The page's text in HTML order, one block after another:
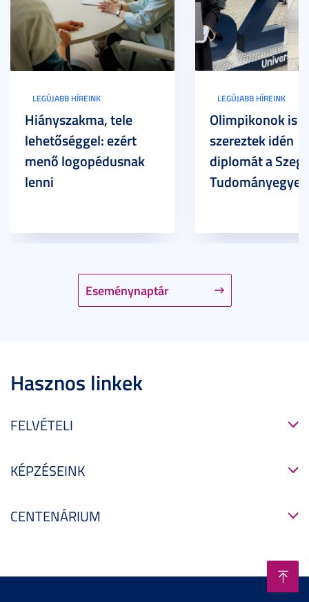
Eseménynaptár
LEGÚJABB HÍREINK
Hiányszakma, tele
lehetőséggel: ezért
menő logopédusnak
lenni
LEGÚJABB HÍREINK
Olimpikonok is
szereztek idén
diplomát a
Hasznos linkek
FELVÉTELI
KÉPZÉSEINK
CENTENÁRIUM